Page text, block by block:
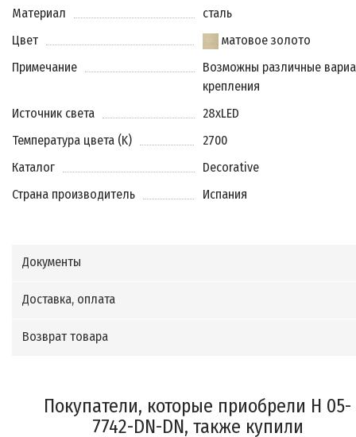
Материал
сталь
Цвет
матовое золото
Примечание
Возможны различные
крепления
Источник света
28xLED
Температура цвета (K)
2700
Каталог
Decorative
Страна производитель
Испания
Документы
Доставка, оплата
Возврат товара
Покупатели, которые приобрели H 05-
7742-DN-DN, также купили